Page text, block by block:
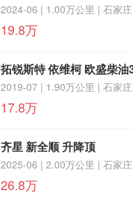
2024-06 | 1.00万公里 | 石家庄
19.8万
拓锐斯特 依维柯 欧盛柴油
2019-07 | 1.90万公里 | 石家庄
17.8万
齐星 新全顺 升降顶
2025-06 | 2.00万公里 | 石家庄
26.8万